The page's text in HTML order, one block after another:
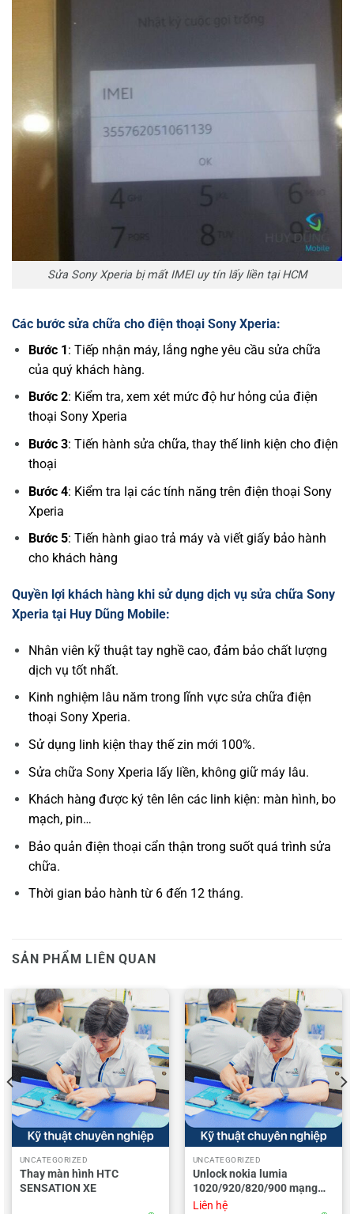
Sửa Sony Xperia bị mất IMEI uy tín lấy liền tại HCM
Các bước sửa chữa cho điện thoại Sony Xperia:
Bước 1: Tiếp nhận máy, lắng nghe yêu cầu sửa chữa
của quý khách hàng.
Bước 2: Kiểm tra, xem xét mức độ hư hỏng của điện
thoại Sony Xperia
Bước 3: Tiến hành sửa chữa, thay thế linh kiện cho điện
thoại
Bước 4: Kiểm tra lại các tính năng trên điện thoại Sony
Xperia
Bước 5: Tiến hành giao trả máy và viết giấy bảo hành
cho khách hàng
Quyền lợi khách hàng khi sử dụng dịch vụ sửa chữa Sony
Xperia tại Huy Dũng Mobile:
Nhân viên kỹ thuật tay nghề cao, đảm bảo chất lượng
dịch vụ tốt nhất.
Kinh nghiệm lâu năm trong lĩnh vực sửa chữa điện
thoại Sony Xperia.
Sử dụng linh kiện thay thế zin mới 100%.
Sửa chữa Sony Xperia lấy liền, không giữ máy lâu.
Khách hàng được ký tên lên các linh kiện: màn hình, bo
mạch, pin…
Bảo quản điện thoại cẩn thận trong suốt quá trình sửa
chữa.
Thời gian bảo hành từ 6 đến 12 tháng.
SẢN PHẨM LIÊN QUAN
UNCATEGORIZED
Thay màn hình HTC
SENSATION XE
UNCATEGORIZED
Unlock nokia lumia
1020/920/820/900 mạng
AT&T
Liên hệ